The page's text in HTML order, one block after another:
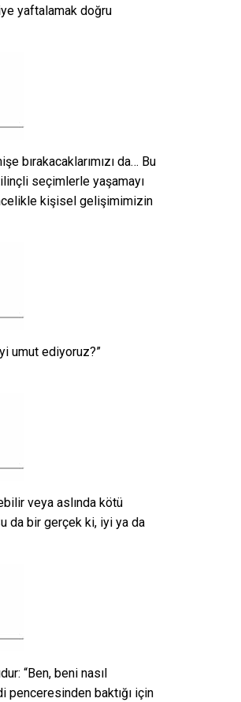
yaftalamak doğru
bırakacaklarımızı da… Bu
seçimlerle yaşamayı
kişisel gelişimimizin
umut ediyoruz?”
veya aslında kötü
da bir gerçek ki, iyi ya da
“Ben, beni nasıl
penceresinden baktığı için